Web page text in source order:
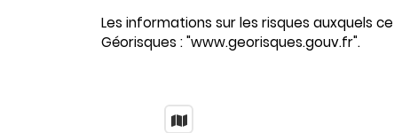
Les informations sur les risques auxquels
Géorisques : "www.georisques.gouv.fr".